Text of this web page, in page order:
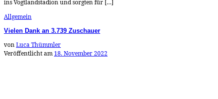
ins Vogtlandstadion und sorgten für […]
Allgemein
Vielen Dank an 3.739 Zuschauer
vonLuca Thümmler
Veröffentlicht am 18. November 2022